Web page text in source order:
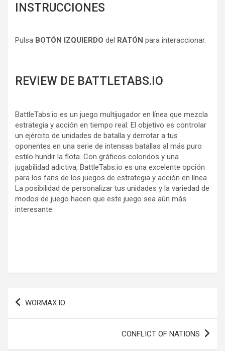
INSTRUCCIONES
Pulsa BOTÓN IZQUIERDO del RATÓN para interaccionar.
REVIEW DE BATTLETABS.IO
BattleTabs.io es un juego multijugador en línea que mezcla
estrategia y acción en tiempo real. El objetivo es controlar
un ejército de unidades de batalla y derrotar a tus
oponentes en una serie de intensas batallas al más puro
estilo hundir la flota. Con gráficos coloridos y una
jugabilidad adictiva, BattleTabs.io es una excelente opción
para los fans de los juegos de estrategia y acción en línea.
La posibilidad de personalizar tus unidades y la variedad de
modos de juego hacen que este juego sea aún más
interesante.
Navegación
WORMAX.IO
CONFLICT OF NATIONS